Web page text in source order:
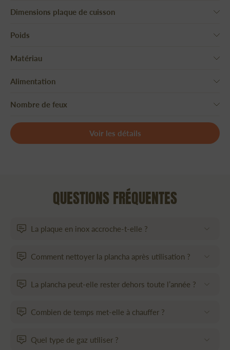
Dimensions plaque de cuisson
Poids
Matériau
Alimentation
Nombre de feux
Voir les détails
QUESTIONS FRÉQUENTES
La plaque en inox accroche-t-elle ?
Comment nettoyer la plancha après utilisation ?
La plancha peut-elle rester dehors toute l’année ?
Combien de temps met-elle à chauffer ?
Quel type de gaz utiliser ?